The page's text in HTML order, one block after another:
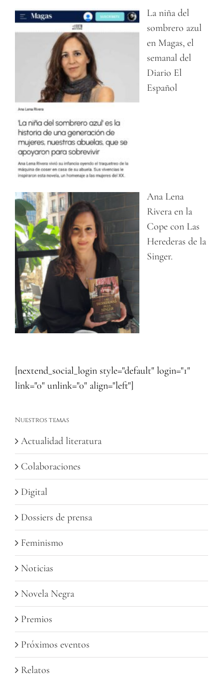
La niña del
sombrero azul
en Magas, el
semanal del
Diario El
Español
Ana Lena
Rivera en la
Cope con Las
Herederas de la
Singer.
[nextend_social_login style="default" login="1"
link="0" unlink="0" align="left"]
Nuestros temas
Actualidad literatura
Colaboraciones
Digital
Dossiers de prensa
Feminismo
Noticias
Novela Negra
Premios
Próximos eventos
Relatos